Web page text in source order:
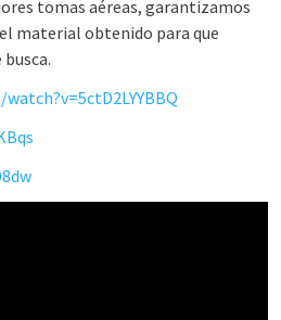
tomas aéreas, garantizamos
material obtenido para que